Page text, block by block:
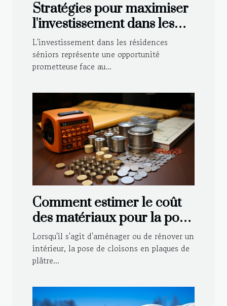
Stratégies pour maximiser
l'investissement dans les
résidences seniors
L'investissement dans les résidences
séniors représente une opportunité
prometteuse face au...
Comment estimer le coût
des matériaux pour la pose
de cloisons en placo ?
Lorsqu'il s'agit d'aménager ou de rénover un
intérieur, la pose de cloisons en plaques de
plâtre...